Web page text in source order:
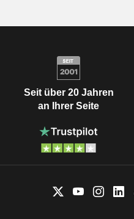
Seit über 20 Jahren
an Ihrer Seite